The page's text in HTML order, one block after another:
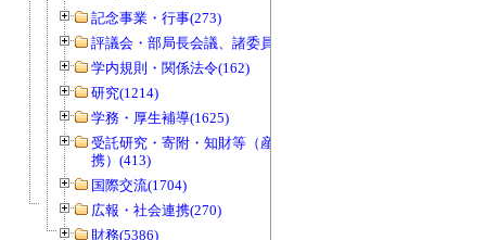
記念事業・行事(273)
評議会・部局長会議、諸委員会等(1466)
学内規則・関係法令(162)
研究(1214)
学務・厚生補導(1625)
受託研究・寄附・知財等（産官学連
携）(413)
国際交流(1704)
広報・社会連携(270)
財務(5386)